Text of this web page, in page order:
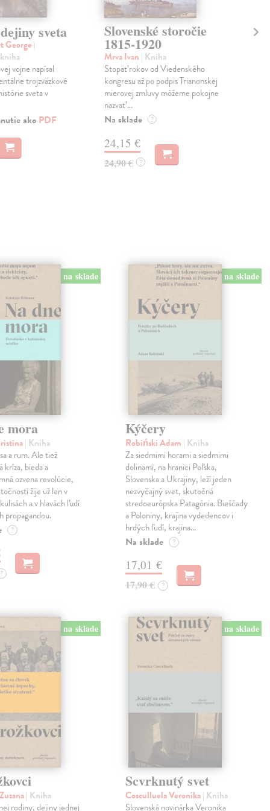
sveta
George |
vojne napísal
trojzväzkové
sveta v
ako PDF
Slovenské storočie
1815-1920
Mrva Ivan | Kniha
Stopäť rokov od Viedenského
kongresu až po podpis Trianonskej
mierovej zmluvy môžeme pokojne
nazvať ...
Na sklade ?
24,15 €
24,90 € ?
na sklade
mora
| Kniha
a rum. Ale tiež
kríza, bieda a
ozvena revolúcie,
žije už len v
a v hlavách ľudí
propagandou.
?
?
na sklade
Kýčery
Robiński Adam | Kniha
Za siedmimi horami a siedmimi
dolinami, na hranici Poľska,
Slovenska a Ukrajiny, leží jeden
nezvyčajný svet, skutočná
stredoeurópska Patagónia. Bieščady
a Poloniny, krajina vydedencov i
hrdých ľudí, krajina…
Na sklade ?
17,01 €
17,90 € ?
na sklade
| Kniha
rodiny, dejiny jednej
na sklade
Scvrknutý svet
Cosculluela Veronika| Kniha
Slovenská novinárka Veronika